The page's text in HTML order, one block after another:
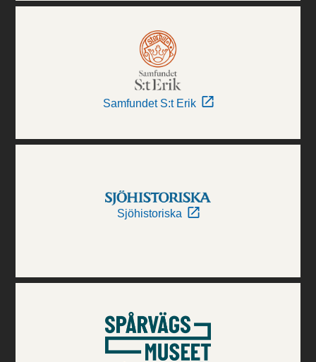
Samfundet S:t Erik
Sjöhistoriska